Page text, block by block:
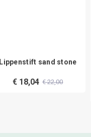
Lippenstift sand stone
€ 18,04 € 22,00